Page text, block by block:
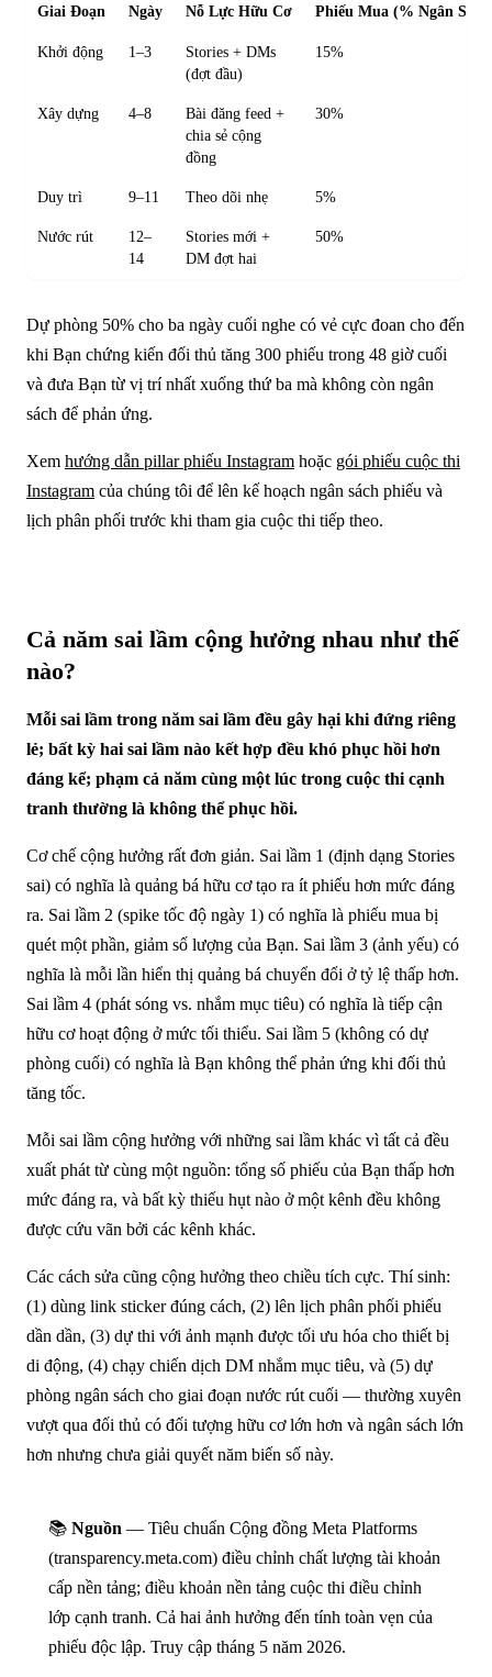
Giai Đoạn Ngày Nỗ Lực Hữu Cơ Phiếu Mua (% Ngân
Khởi động 1–3
Stories + DMs
(đợt đầu)
15%
Xây dựng 4–8
Bài đăng feed +
chia sẻ cộng
đồng
30%
Duy trì 9–11 Theo dõi nhẹ 5%
Nước rút
12–
14
Stories mới +
DM đợt hai
50%
Dự phòng 50% cho ba ngày cuối nghe có vẻ cực đoan cho đến
khi Bạn chứng kiến đối thủ tăng 300 phiếu trong 48 giờ cuối
và đưa Bạn từ vị trí nhất xuống thứ ba mà không còn ngân
sách để phản ứng.
Xem hướng dẫn pillar phiếu Instagram hoặc gói phiếu cuộc thi
Instagram của chúng tôi để lên kế hoạch ngân sách phiếu và
lịch phân phối trước khi tham gia cuộc thi tiếp theo.
Cả năm sai lầm cộng hưởng nhau như thế
nào?
Mỗi sai lầm trong năm sai lầm đều gây hại khi đứng riêng
lẻ; bất kỳ hai sai lầm nào kết hợp đều khó phục hồi hơn
đáng kể; phạm cả năm cùng một lúc trong cuộc thi cạnh
tranh thường là không thể phục hồi.
Cơ chế cộng hưởng rất đơn giản. Sai lầm 1 (định dạng Stories
sai) có nghĩa là quảng bá hữu cơ tạo ra ít phiếu hơn mức đáng
ra. Sai lầm 2 (spike tốc độ ngày 1) có nghĩa là phiếu mua bị
quét một phần, giảm số lượng của Bạn. Sai lầm 3 (ảnh yếu) có
nghĩa là mỗi lần hiển thị quảng bá chuyển đổi ở tỷ lệ thấp hơn.
Sai lầm 4 (phát sóng vs. nhắm mục tiêu) có nghĩa là tiếp cận
hữu cơ hoạt động ở mức tối thiểu. Sai lầm 5 (không có dự
phòng cuối) có nghĩa là Bạn không thể phản ứng khi đối thủ
tăng tốc.
Mỗi sai lầm cộng hưởng với những sai lầm khác vì tất cả đều
xuất phát từ cùng một nguồn: tổng số phiếu của Bạn thấp hơn
mức đáng ra, và bất kỳ thiếu hụt nào ở một kênh đều không
được cứu vãn bởi các kênh khác.
Các cách sửa cũng cộng hưởng theo chiều tích cực. Thí sinh:
(1) dùng link sticker đúng cách, (2) lên lịch phân phối phiếu
dần dần, (3) dự thi với ảnh mạnh được tối ưu hóa cho thiết bị
di động, (4) chạy chiến dịch DM nhắm mục tiêu, và (5) dự
phòng ngân sách cho giai đoạn nước rút cuối — thường xuyên
vượt qua đối thủ có đối tượng hữu cơ lớn hơn và ngân sách lớn
hơn nhưng chưa giải quyết năm biến số này.
📚 Nguồn — Tiêu chuẩn Cộng đồng Meta Platforms
(transparency.meta.com) điều chỉnh chất lượng tài khoản
cấp nền tảng; điều khoản nền tảng cuộc thi điều chỉnh
lớp cạnh tranh. Cả hai ảnh hưởng đến tính toàn vẹn của
phiếu độc lập. Truy cập tháng 5 năm 2026.